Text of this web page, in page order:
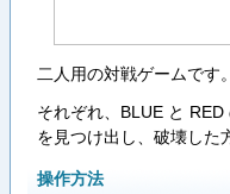
二人用の対戦ゲームです。
それぞれ、BLUE と
を見つけ出し、破壊した
操作方法